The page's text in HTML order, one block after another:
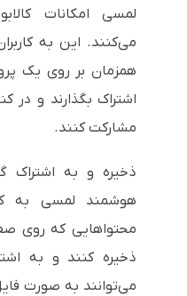
لمسی امکانات
می‌کنند. این به
همزمان بر روی یک
اشتراک بگذارند و در
مشارکت کنند.
ذخیره و به اشتراک
هوشمند لمسی به
محتواهایی که روی
ذخیره کنند و به
می‌توانند به صورت